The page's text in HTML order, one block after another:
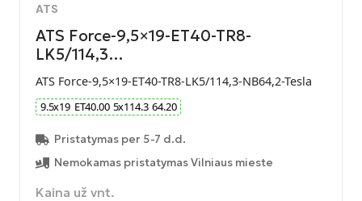
ATS
ATS Force-9,5×19-ET40-TR8-
LK5/114,3…
ATS Force-9,5×19-ET40-TR8-LK5/114,3-NB64,2-Tesla
9.5x19 ET40.00 5x114.3 64.20
Pristatymas per 5-7 d.d.
Nemokamas pristatymas Vilniaus mieste
Kaina už vnt.